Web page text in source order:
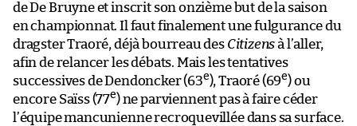
de De Bruyne et inscrit son onzième but de la saison
en championnat. Il faut finalement une fulgurance du
dragster Traoré, déjà bourreau des Citizensà l’aller,
afin de relancer les débats. Mais les tentatives
successives de Dendoncker (63e), Traoré (69e) ou
encore Saïss (77e) ne parviennent pas à faire céder
l’équipe mancunienne recroquevillée dans sa surface.